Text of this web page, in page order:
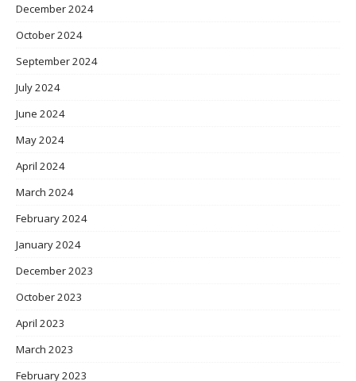
December 2024
October 2024
September 2024
July 2024
June 2024
May 2024
April 2024
March 2024
February 2024
January 2024
December 2023
October 2023
April 2023
March 2023
February 2023